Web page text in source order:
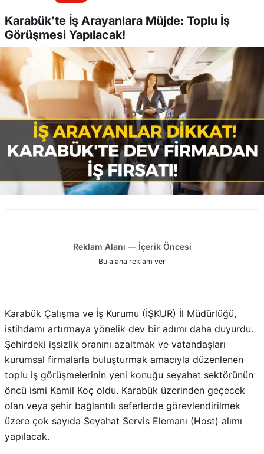
Karabük’te İş Arayanlara Müjde: Toplu İş
Görüşmesi Yapılacak!
Reklam Alanı — İçerik Öncesi
Bu alana reklam ver
Karabük Çalışma ve İş Kurumu (İŞKUR) İl Müdürlüğü,
istihdamı artırmaya yönelik dev bir adımı daha duyurdu.
Şehirdeki işsizlik oranını azaltmak ve vatandaşları
kurumsal firmalarla buluşturmak amacıyla düzenlenen
toplu iş görüşmelerinin yeni konuğu seyahat sektörünün
öncü ismi Kamil Koç oldu. Karabük üzerinden geçecek
olan veya şehir bağlantılı seferlerde görevlendirilmek
üzere çok sayıda Seyahat Servis Elemanı (Host) alımı
yapılacak.